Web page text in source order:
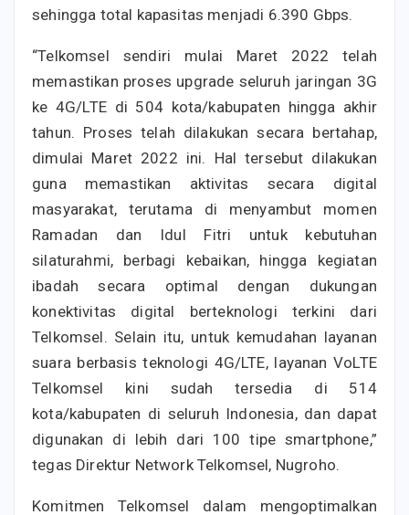
sehingga total kapasitas menjadi 6.390 Gbps.
“Telkomsel sendiri mulai Maret 2022 telah
memastikan proses upgrade seluruh jaringan 3G
ke 4G/LTE di 504 kota/kabupaten hingga akhir
tahun. Proses telah dilakukan secara bertahap,
dimulai Maret 2022 ini. Hal tersebut dilakukan
guna memastikan aktivitas secara digital
masyarakat, terutama di menyambut momen
Ramadan dan Idul Fitri untuk kebutuhan
silaturahmi, berbagi kebaikan, hingga kegiatan
ibadah secara optimal dengan dukungan
konektivitas digital berteknologi terkini dari
Telkomsel. Selain itu, untuk kemudahan layanan
suara berbasis teknologi 4G/LTE, layanan VoLTE
Telkomsel kini sudah tersedia di 514
kota/kabupaten di seluruh Indonesia, dan dapat
digunakan di lebih dari 100 tipe smartphone,”
tegas Direktur Network Telkomsel, Nugroho.
Komitmen Telkomsel dalam mengoptimalkan